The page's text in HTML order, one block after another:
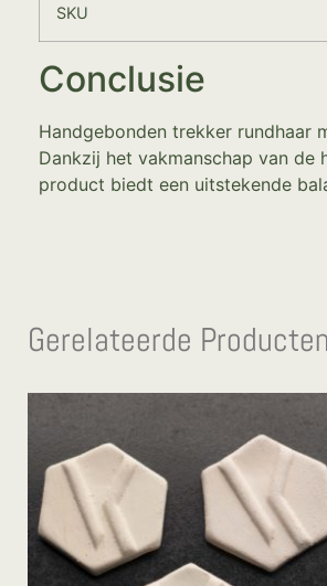
SKU
Conclusie
Handgebonden trekker rundhaar
Dankzij het vakmanschap van de
product biedt een uitstekende
Gerelateerde Producten